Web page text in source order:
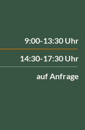
9:00-13:30 Uhr
14:30-17:30 Uhr
auf Anfrage